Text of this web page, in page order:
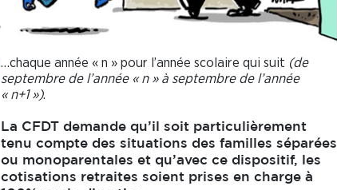
…chaque année « n » pour l’année scolaire qui suit (de
septembre de l’année « n » à septembre de l’année
« n+1 »).
La CFDT demande qu’il soit particulièrement
tenu compte des situations des familles séparées
ou monoparentales et qu’avec ce dispositif, les
cotisations retraites soient prises en charge à